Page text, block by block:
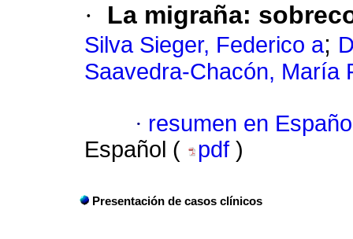
· La migraña:
Silva Sieger, Federico a;
Saavedra-Chacón, María
· resumen en
Español (
pdf )
Presentación de casos clínicos